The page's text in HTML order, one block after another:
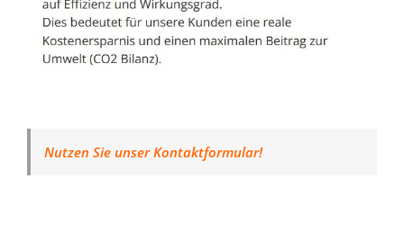
Nutzen Sie unser Kontaktformular!